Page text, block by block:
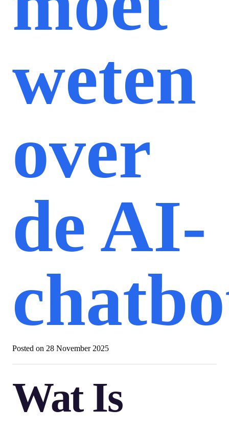
weten
over
de AI-
Posted on 28 November 2025
Wat Is